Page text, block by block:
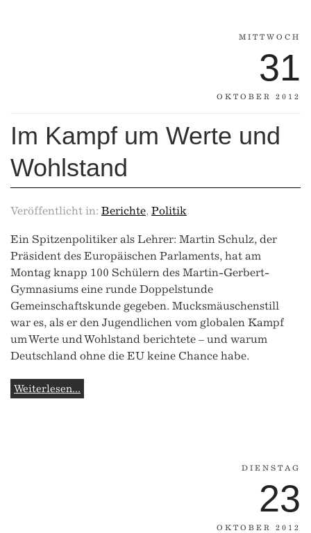
MITTWOCH
31
OKTOBER 2012
Im Kampf um Werte und
Wohlstand
Veröffentlicht in: Berichte, Politik
Ein Spitzenpolitiker als Lehrer: Martin Schulz, der
Präsident des Europäischen Parlaments, hat am
Montag knapp 100 Schülern des Martin-Gerbert-
Gymnasiums eine runde Doppelstunde
Gemeinschaftskunde gegeben. Mucksmäuschenstill
war es, als er den Jugendlichen vom globalen Kampf
um Werte und Wohlstand berichtete – und warum
Deutschland ohne die EU keine Chance habe.
Weiterlesen...
DIENSTAG
23
OKTOBER 2012